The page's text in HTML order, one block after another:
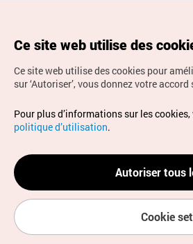
Droits d’auteur (c) Office National du
Tous droits réservés.
Pour les rapports d'erreurs et
adressez vos demandes à
info.ontc@gmail.com
Ce site web utilise des
Ce site web utilise des cookies pour
sur ‘Autoriser’, vous donnez votre
Pour plus d’informations sur les
politique d’utilisation.
Autoriser tous
Cookie